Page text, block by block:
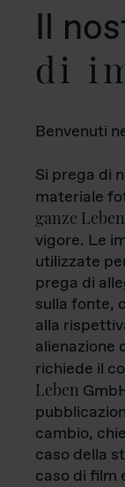
Il
di
Benvenuti
Si prega di
materiale
ganze Leben
vigore. Le
utilizzate
prega di
sulla fonte,
alla
alienazione
richiede il
Leben
cambio,
caso della
caso di film